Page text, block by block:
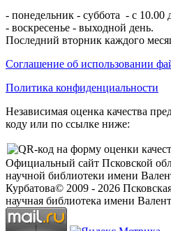
- понедельник - суббота - с 10.00
- воскресенье - выходной день.
Последний вторник каждого
Соглашение об использовании
Политика конфиденциальности
Независимая оценка качества
коду или по ссылке ниже:
Официальный сайт Псковской
научной библиотеки имени
Курбатова© 2009 - 2026
научная библиотека имени